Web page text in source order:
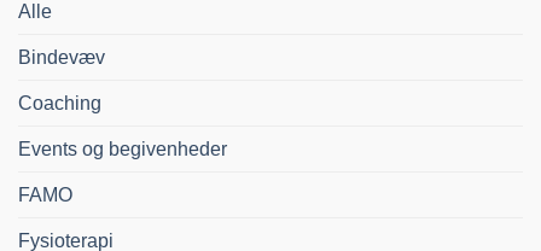
Alle
Bindevæv
Coaching
Events og begivenheder
FAMO
Fysioterapi